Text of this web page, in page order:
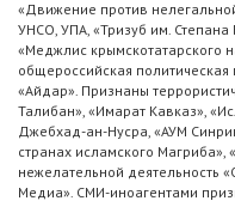
«Движение против
УНСО, УПА, «Тризуб им.
«Меджлис крымскотатарского
общероссийская политическая
«Айдар». Признаны
Талибан», «Имарат Кавказ»,
Джебхад-ан-Нусра, «АУМ
странах исламского Магриба»,
нежелательной деятельность
Медиа». СМИ-иноагентами